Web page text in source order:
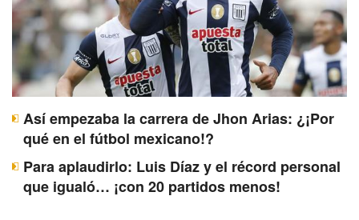
Así empezaba la carrera de Jhon Arias: ¿¡Por
qué en el fútbol mexicano!?
Para aplaudirlo: Luis Díaz y el récord personal
que igualó… ¡con 20 partidos menos!